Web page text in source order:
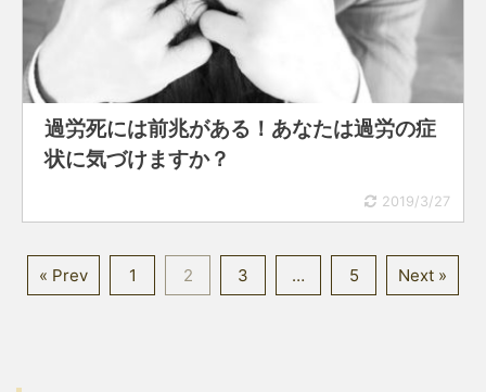
過労死には前兆がある！あなたは過労の症
状に気づけますか？
2019/3/27
« Prev 1 2 3 … 5 Next »